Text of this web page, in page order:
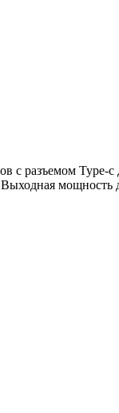
с разъемом Type-